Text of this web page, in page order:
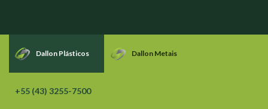
Dallon Plásticos Dallon Metais
+55 (43) 3255-7500